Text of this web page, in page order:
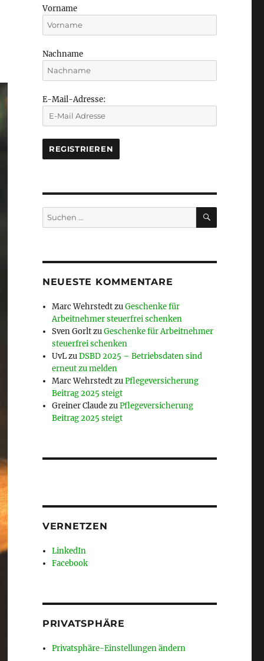
Vorname
Nachname
E-Mail-Adresse:
Suche
nach:
SUCHEN
NEUESTE KOMMENTARE
Marc WehrstedtzuGeschenke für
Arbeitnehmer steuerfrei schenken
Sven GorltzuGeschenke für Arbeitnehmer
steuerfrei schenken
UvLzuDSBD 2025 – Betriebsdaten sind
erneut zu melden
Marc WehrstedtzuPflegeversicherung
Beitrag 2025 steigt
Greiner ClaudezuPflegeversicherung
Beitrag 2025 steigt
VERNETZEN
LinkedIn
Facebook
PRIVATSPHÄRE
Privatsphäre-Einstellungen ändern